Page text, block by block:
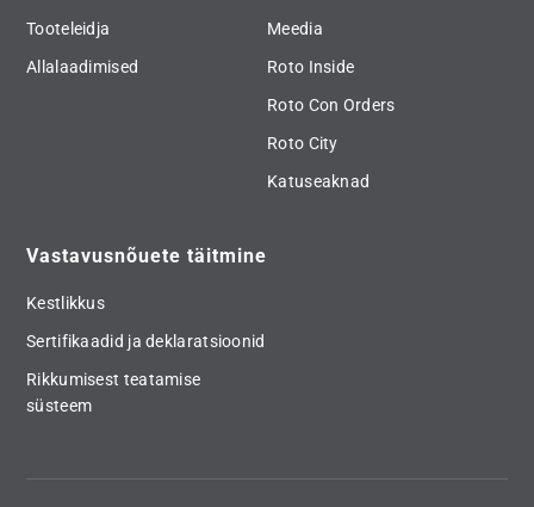
Tooteleidja
Allalaadimised
Meedia
Roto Inside
Roto Con Orders
Roto City
Katuseaknad
Vastavusnõuete täitmine
Kestlikkus
Sertifikaadid ja deklaratsioonid
Rikkumisest teatamise
süsteem